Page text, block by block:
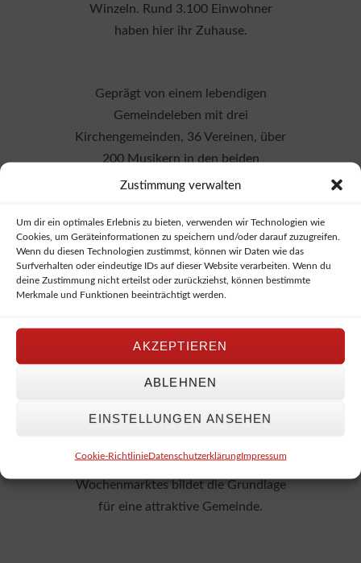
Zustimmung verwalten
Um dir ein optimales Erlebnis zu bieten, verwenden wir Technologien wie
Cookies, um Geräteinformationen zu speichern und/oder darauf zuzugreifen.
Wenn du diesen Technologien zustimmst, können wir Daten wie das
Surfverhalten oder eindeutige IDs auf dieser Website verarbeiten. Wenn du
deine Zustimmung nicht erteilst oder zurückziehst, können bestimmte
Merkmale und Funktionen beeinträchtigt werden.
AKZEPTIEREN
ABLEHNEN
EINSTELLUNGEN ANSEHEN
Cookie-RichtlinieDatenschutzerklärungImpressum
Winzeln. Rund 3.100 Einwohner
haben hier ihr Zuhause.
Geprägt von einem lebendigen
Gemeindeleben mit drei
Kirchengemeinden, 36 Vereinen, über
200 Musikern in den beiden
Musikvereinen
der Fasnetszeit bietet Fluorn-Winzeln
einen idealen Rahmen, um Teil einer
Dorfgemeinschaft zu sein.
Auch sportlich und kulturell ist in
Die Ortsteile Fluorn und Winzeln
wachsen heute nicht nur räumlich
immer mehr zusammen.
Grundschule, Zahnarzt, Apotheke und
einschließlich eines eigenen
Wochenmarktes bildet die Grundlage
für eine attraktive Gemeinde.